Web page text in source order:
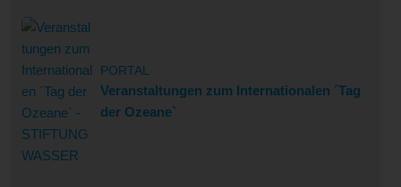
PORTAL
Veranstaltungen zum Internationalen ´Tag
der Ozeane`